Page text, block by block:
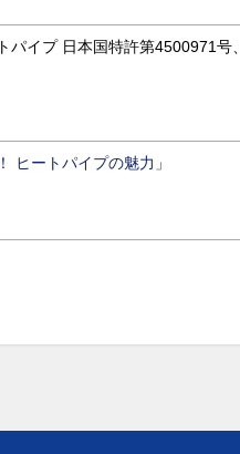
パイプ 日本国特許第4500971号、
ヒートパイプの魅力」